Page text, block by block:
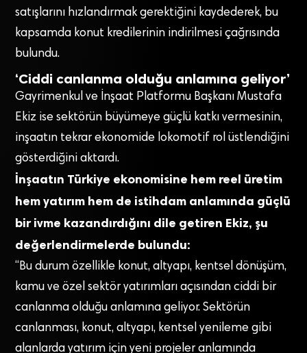
satışlarını hızlandırmak gerektiğini kaydederek, bu
kapsamda konut kredilerinin indirilmesi çağrısında
bulundu.
‘Ciddi canlanma olduğu anlamına geliyor’
Gayrimenkul ve İnşaat Platformu Başkanı Mustafa
Ekiz ise sektörün büyümeye güçlü katkı vermesinin,
inşaatın tekrar ekonomide lokomotif rol üstlendiğini
gösterdiğini aktardı.
İnşaatın Türkiye ekonomisine hem reel üretim
hem yatırım hem de istihdam anlamında güçlü
bir ivme kazandırdığını dile getiren Ekiz, şu
değerlendirmelerde bulundu:
“Bu durum özellikle konut, altyapı, kentsel dönüşüm,
kamu ve özel sektör yatırımları açısından ciddi bir
canlanma olduğu anlamına geliyor. Sektörün
canlanması, konut, altyapı, kentsel yenileme gibi
alanlarda yatırım için yeni projeler anlamında